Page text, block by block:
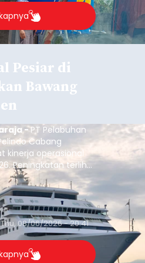
Pesiar di
Bawang
-PT Pelabuhan
Cabang
kinerja operasional
Peningkatan terlihat
1,48 juta Gross
12,4 persen
sama tahun lalu
juta GT.
Thu, 08/06/2026 - 20:41